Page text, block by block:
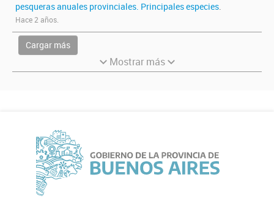
pesqueras anuales provinciales. Principales especies.
Hace 2 años.
Cargar más
Mostrar más